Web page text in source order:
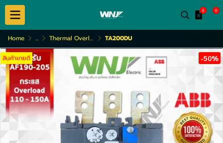
0 0
Home ... Thermal Overload Relays (TA200DU) TA200DU
สินค้าขายดี -50%